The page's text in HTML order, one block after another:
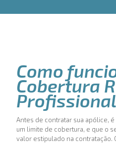
Como
Cobertura
Antes de contratar sua apólice,
um limite de cobertura, e que o
valor estipulado na contratação.